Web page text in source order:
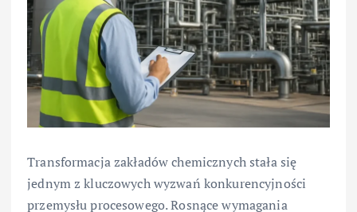
Transformacja zakładów chemicznych stała się
jednym z kluczowych wyzwań konkurencyjności
przemysłu procesowego. Rosnące wymagania